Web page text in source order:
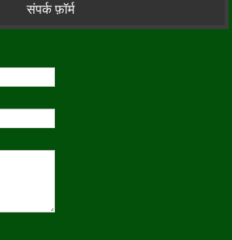
संपर्क फ़ॉर्म